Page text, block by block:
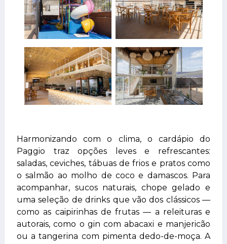
Harmonizando com o clima, o cardápio do
Paggio traz opções leves e refrescantes:
saladas, ceviches, tábuas de frios e pratos como
o salmão ao molho de coco e damascos. Para
acompanhar, sucos naturais, chope gelado e
uma seleção de drinks que vão dos clássicos —
como as caipirinhas de frutas — a releituras e
autorais, como o gin com abacaxi e manjericão
ou a tangerina com pimenta dedo-de-moça. A